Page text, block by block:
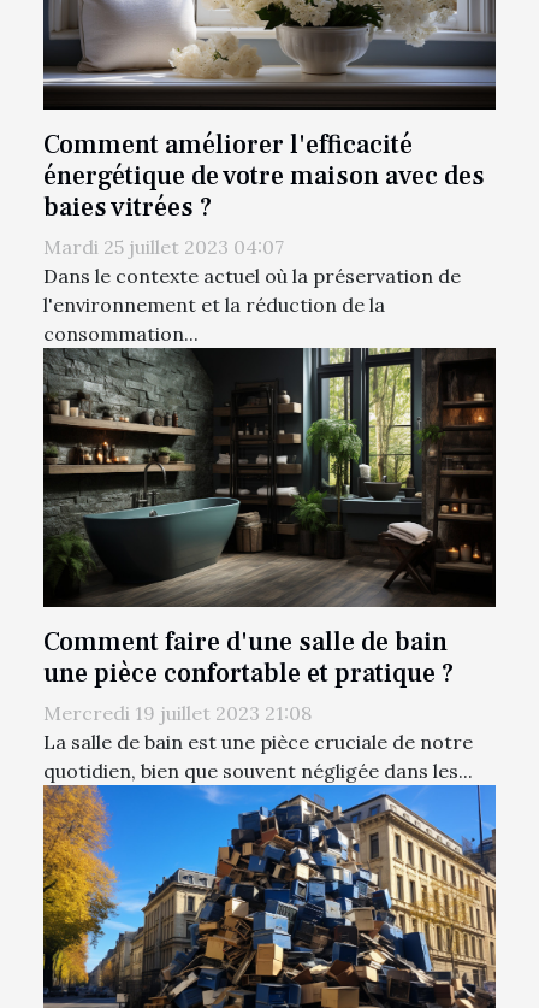
Comment améliorer l'efficacité
énergétique de votre maison avec des
baies vitrées ?
Mardi 25 juillet 2023 04:07
Dans le contexte actuel où la préservation de
l'environnement et la réduction de la
consommation...
Comment faire d'une salle de bain
une pièce confortable et pratique ?
Mercredi 19 juillet 2023 21:08
La salle de bain est une pièce cruciale de notre
quotidien, bien que souvent négligée dans les...